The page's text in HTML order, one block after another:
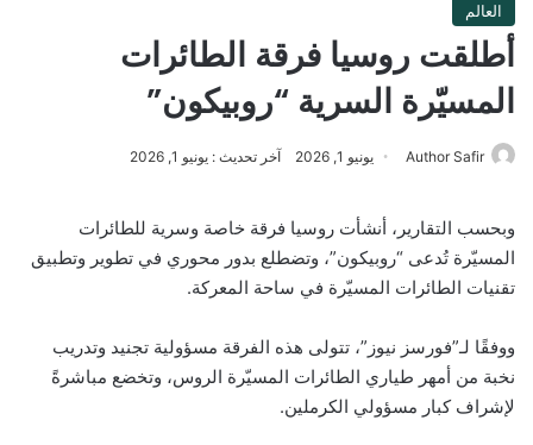
العالم
أطلقت روسيا فرقة الطائرات
المسيّرة السرية “روبيكون”
Author Safir يونيو 1, 2026 آخر تحديث : يونيو 1, 2026
وبحسب التقارير، أنشأت روسيا فرقة خاصة وسرية للطائرات
المسيّرة تُدعى “روبيكون”، وتضطلع بدور محوري في تطوير وتطبيق
تقنيات الطائرات المسيّرة في ساحة المعركة.
ووفقًا لـ”فورسز نيوز”، تتولى هذه الفرقة مسؤولية تجنيد وتدريب
نخبة من أمهر طياري الطائرات المسيّرة الروس، وتخضع مباشرةً
لإشراف كبار مسؤولي الكرملين.